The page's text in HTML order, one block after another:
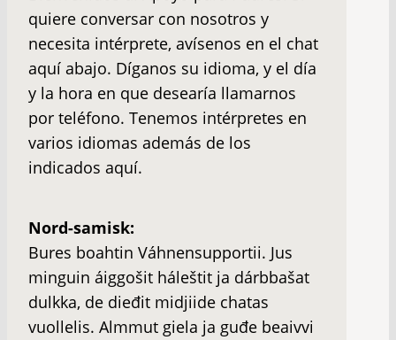
quiere conversar con nosotros y
necesita intérprete, avísenos en el chat
aquí abajo. Díganos su idioma, y el día
y la hora en que desearía llamarnos
por teléfono. Tenemos intérpretes en
varios idiomas además de los
indicados aquí.
Nord-samisk:
Bures boahtin Váhnensupportii. Jus
minguin áiggošit háleštit ja dárbbašat
dulkka, de dieđit midjiide chatas
vuollelis. Almmut giela ja guđe beaivvi